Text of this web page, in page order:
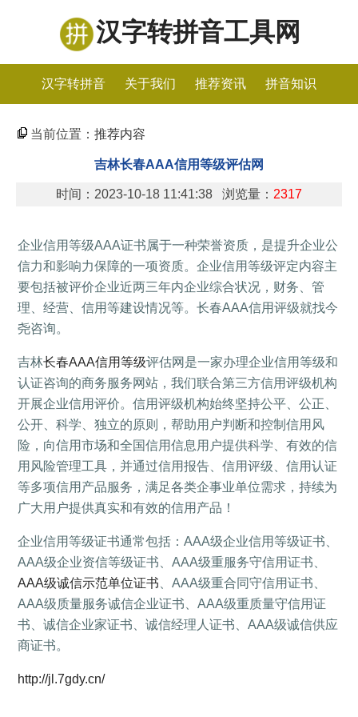
汉字转拼音工具网
汉字转拼音 关于我们 推荐资讯 拼音知识
当前位置： 推荐内容
吉林长春AAA信用等级评估网
时间：2023-10-18 11:41:38 浏览量： 2317
企业信用等级AAA证书属于一种荣誉资质，是提升企业公
信力和影响力保障的一项资质。企业信用等级评定内容主
要包括被评价企业近两三年内企业综合状况，财务、管
理、经营、信用等建设情况等。长春AAA信用评级就找今
尧咨询。
吉林长春AAA信用等级评估网是一家办理企业信用等级和
认证咨询的商务服务网站，我们联合第三方信用评级机构
开展企业信用评价。信用评级机构始终坚持公平、公正、
公开、科学、独立的原则，帮助用户判断和控制信用风
险，向信用市场和全国信用信息用户提供科学、有效的信
用风险管理工具，并通过信用报告、信用评级、信用认证
等多项信用产品服务，满足各类企事业单位需求，持续为
广大用户提供真实和有效的信用产品！
企业信用等级证书通常包括：AAA级企业信用等级证书、
AAA级企业资信等级证书、AAA级重服务守信用证书、
AAA级诚信示范单位证书 、AAA级重合同守信用证书、
AAA级质量服务诚信企业证书、AAA级重质量守信用证
书、诚信企业家证书、诚信经理人证书、AAA级诚信供应
商证书。
http://jl.7gdy.cn/